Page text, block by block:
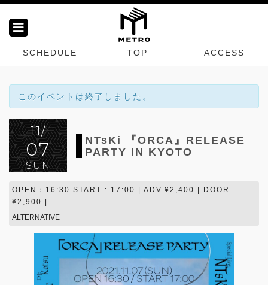
SCHEDULE TOP ACCESS
このイベントは終了しました。
11/
07
SUN
NTsKi 『ORCA』RELEASE
PARTY IN KYOTO
OPEN：16:30 START : 17:00 | ADV.¥2,400 | DOOR.
¥2,900 |
ALTERNATIVE